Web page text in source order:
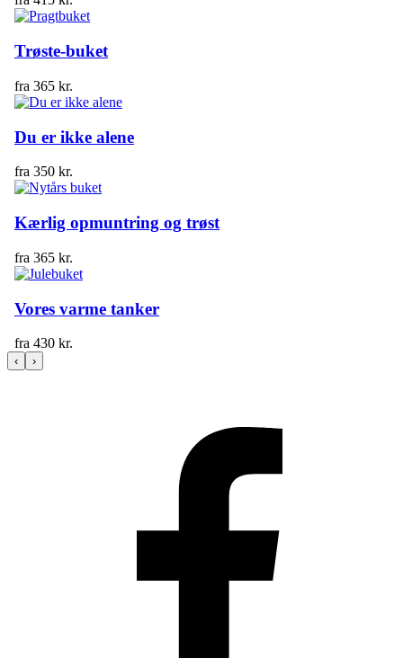
Trøste-buket
fra 365 kr.
Du er ikke alene
fra 350 kr.
Kærlig opmuntring og trøst
fra 365 kr.
Vores varme tanker
fra 430 kr.
‹ ›